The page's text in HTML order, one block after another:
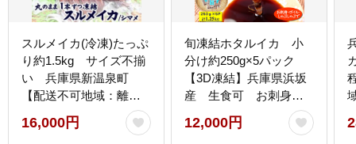
スルメイカ(冷凍)たっぷ
り約1.5kg サイズ不揃
い 兵庫県新温泉町
【配送不可地域：離
16,000円
旬凍結ホタルイカ 小
分け約250g×5パック
【3D凍結】兵庫県浜坂
産 生食可 お刺身
しゃぶしゃぶに【配送
不可地域：離島】
12,000円